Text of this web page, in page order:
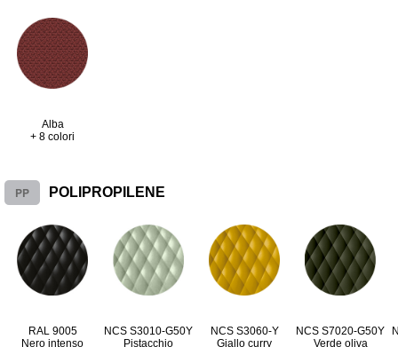
Alba
+ 8 colori
PP POLIPROPILENE
RAL 9005
Nero intenso
NCS S3010-G50Y
Pistacchio
NCS S3060-Y
Giallo curry
NCS S7020-G50Y
Verde oliva